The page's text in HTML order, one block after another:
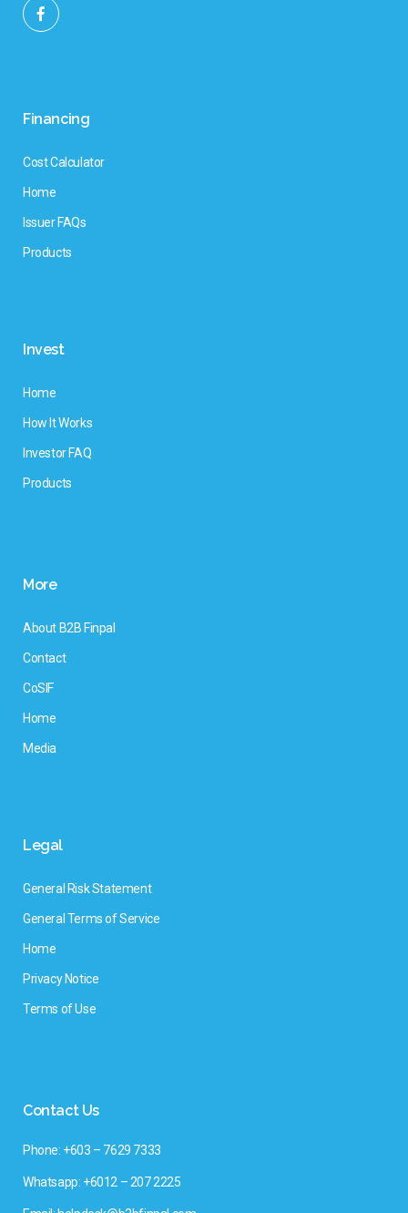
Financing
Cost Calculator
Home
Issuer FAQs
Products
Invest
Home
How It Works
Investor FAQ
Products
More
About B2B Finpal
Contact
CoSIF
Home
Media
Legal
General Risk Statement
General Terms of Service
Home
Privacy Notice
Terms of Use
Contact Us
Phone: +603 – 7629 7333
Whatsapp: +6012 – 207 2225